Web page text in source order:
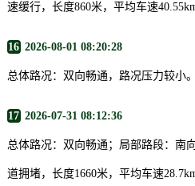
速缓行，长度860米，平均车速
16 2026-08-01 08:20:28
总体路况：双向畅通，路况压力较小。
17 2026-07-31 08:12:36
总体路况：双向畅通；局部路段：南
道拥堵，长度1660米，平均车速